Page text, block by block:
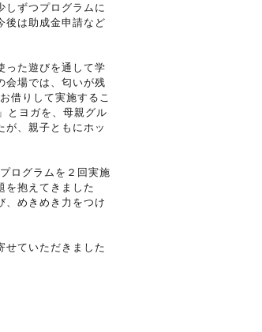
しずつプログラムに
後は助成金申請など
った遊びを通して学
会場では、匂いが残
借りして実施するこ
とヨガを、母親グル
が、親子ともにホッ
ログラムを２回実施
を抱えてきました
、めきめき力をつけ
せていただきました